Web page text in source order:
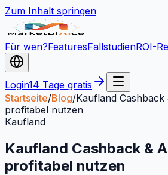
Zum Inhalt springen
Für wen?FeaturesFallstudienROI-
Login14 Tage gratis
Startseite/Blog/Kaufland
profitabel nutzen
Kaufland
Kaufland Cashback &
profitabel nutzen